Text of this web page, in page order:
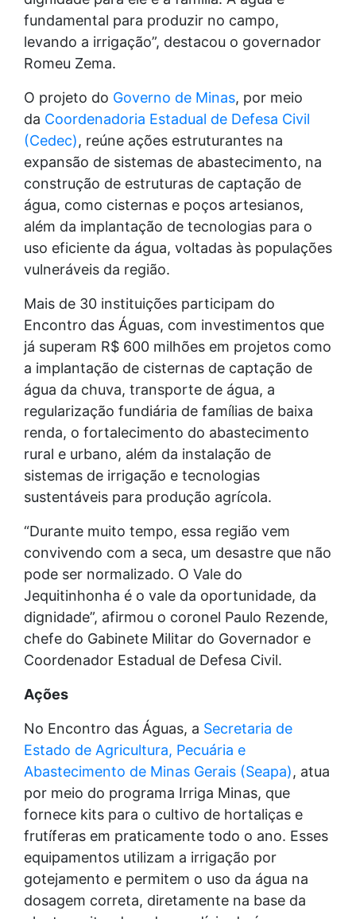
fundamental para produzir no campo,
levando a irrigação”, destacou o governador
Romeu Zema.
O projeto do Governo de Minas, por meio
da Coordenadoria Estadual de Defesa Civil
(Cedec), reúne ações estruturantes na
expansão de sistemas de abastecimento, na
construção de estruturas de captação de
água, como cisternas e poços artesianos,
além da implantação de tecnologias para o
uso eficiente da água, voltadas às populações
vulneráveis da região.
Mais de 30 instituições participam do
Encontro das Águas, com investimentos que
já superam R$ 600 milhões em projetos como
a implantação de cisternas de captação de
água da chuva, transporte de água, a
regularização fundiária de famílias de baixa
renda, o fortalecimento do abastecimento
rural e urbano, além da instalação de
sistemas de irrigação e tecnologias
sustentáveis para produção agrícola.
“Durante muito tempo, essa região vem
convivendo com a seca, um desastre que não
pode ser normalizado. O Vale do
Jequitinhonha é o vale da oportunidade, da
dignidade”, afirmou o coronel Paulo Rezende,
chefe do Gabinete Militar do Governador e
Coordenador Estadual de Defesa Civil.
Ações
No Encontro das Águas, a Secretaria de
Estado de Agricultura, Pecuária e
Abastecimento de Minas Gerais (Seapa), atua
por meio do programa Irriga Minas, que
fornece kits para o cultivo de hortaliças e
frutíferas em praticamente todo o ano. Esses
equipamentos utilizam a irrigação por
gotejamento e permitem o uso da água na
dosagem correta, diretamente na base da